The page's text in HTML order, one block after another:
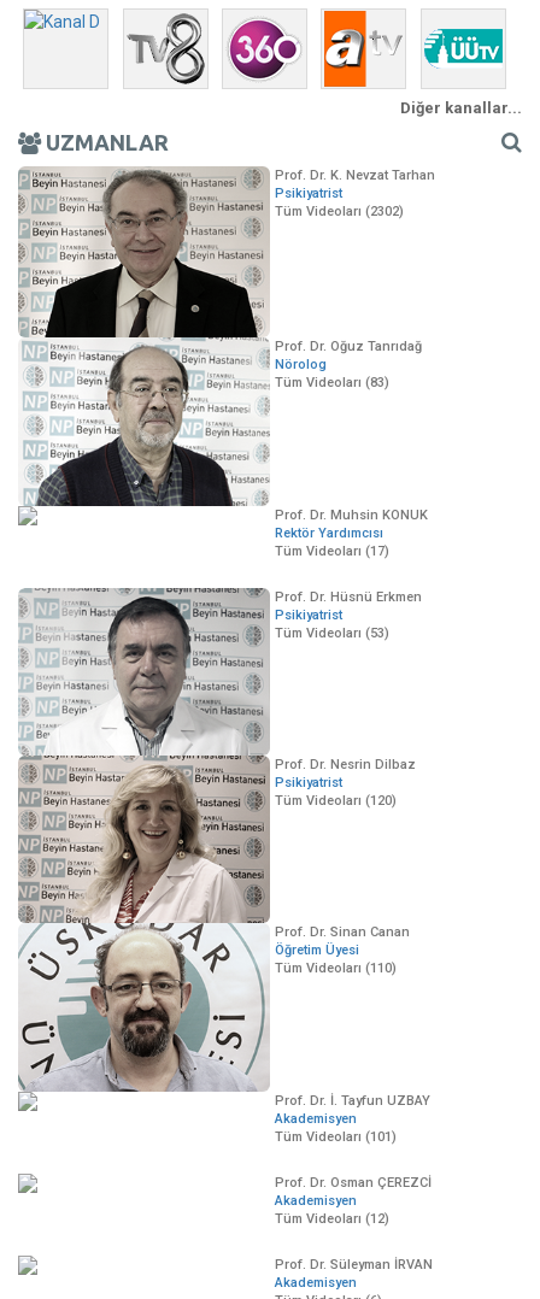
Diğer kanallar...
UZMANLAR
Prof. Dr. K. Nevzat Tarhan
Psikiyatrist
Tüm Videoları (2302)
Prof. Dr. Oğuz Tanrıdağ
Nörolog
Tüm Videoları (83)
Prof. Dr. Muhsin KONUK
Rektör Yardımcısı
Tüm Videoları (17)
Prof. Dr. Hüsnü Erkmen
Psikiyatrist
Tüm Videoları (53)
Prof. Dr. Nesrin Dilbaz
Psikiyatrist
Tüm Videoları (120)
Prof. Dr. Sinan Canan
Öğretim Üyesi
Tüm Videoları (110)
Prof. Dr. İ. Tayfun UZBAY
Akademisyen
Tüm Videoları (101)
Prof. Dr. Osman ÇEREZCİ
Akademisyen
Tüm Videoları (12)
Prof. Dr. Süleyman İRVAN
Akademisyen